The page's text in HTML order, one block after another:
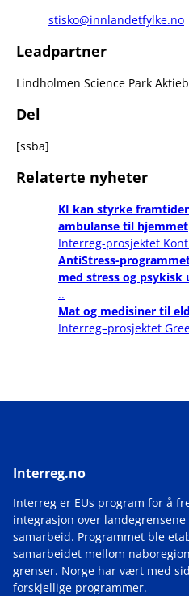
stisko@innlandetfylke.no
Leadpartner
Lindholmen Science Park
Del
[ssba]
Relaterte nyheter
KI kan styrke
ambulanse til hjemmet
Interreg-prosjektet
AntiStress-
med stress og psykisk
..
Mat og medisiner til
Interreg–prosjektet
Interreg.no
Interreg er EUs program for å
integrasjon over
samarbeid. Programmet ble
samarbeidet mellom
grenser. Norge har vært med
forskjellige programmer.